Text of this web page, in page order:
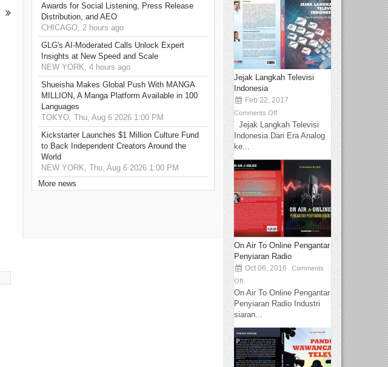
Awards for Social Listening, Press Release
Distribution, and AEO
CHICAGO, 2 hours ago
GLG's AI-Moderated Calls Unlock Expert
Insights at New Speed and Scale
NEW YORK, 4 hours ago
Shueisha Makes Global Push With MANGA
MILLION, A Manga Platform Available in 100
Languages
TOKYO, Thu, Aug 6 2026 1:00 PM
Kickstarter Launches $1 Million Culture Fund
to Back Independent Creators Around the
World
NEW YORK, Thu, Aug 6 2026 1:00 PM
More news
Jejak Langkah Televisi
Indonesia
Feb 22, 2017
Comments Off
Jejak Langkah Televisi
Indonesia Dari Era Analog
ke...
On Air To Online Pengantar
Penyiaran Radio
Oct 06, 2016
Comments
Off
On Air To Online Pengantar
Penyiaran Radio Industri
siaran...